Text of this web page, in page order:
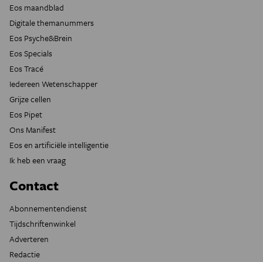
Eos maandblad
Digitale themanummers
Eos Psyche&Brein
Eos Specials
Eos Tracé
Iedereen Wetenschapper
Grijze cellen
Eos Pipet
Ons Manifest
Eos en artificiële intelligentie
Ik heb een vraag
Contact
Abonnementendienst
Tijdschriftenwinkel
Adverteren
Redactie